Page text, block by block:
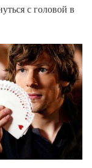
с головой в